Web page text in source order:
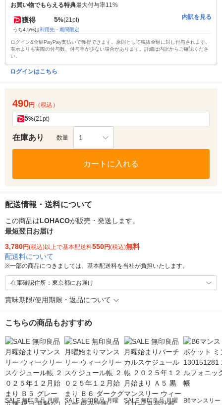
お買い物でもらえる特典最大付与率11%
獲得 5%(21pt)
うち4.5%は利用先・期間限定
内訳を見る
ログイン&全額PayPay支払いで獲得できます。原則として税抜金額に対し付与されます。
表示よりも実際の付与数、付与率が少ない場合があります。詳細は内訳からご確認くださ
い。
ログインはこちら
490円 （税込）
5%(21pt)
在庫あり 数量 1
カートに入れる
配送情報・送料について
この商品はLOHACOが販売・発送します。
最短翌日お届け
3,780円(税込)以上で基本配送料550円(税込)無料
配送料について
※一部の商品につきましては、基本配送料を当社が負担いたします。
在庫確認住所：東京都にお届け
賞味期限/使用期限・返品について
こちらの商品もおすすめ
SALE 無印良品 月曜
SALE 無印良品 月曜
SALE 無印良品 月曜
B6マンスリ